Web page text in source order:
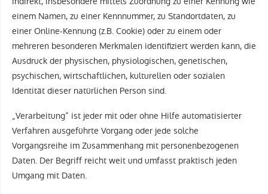
einem Namen, zu einer Kennnummer, zu Standortdaten, zu
einer Online-Kennung (z.B. Cookie) oder zu einem oder
mehreren besonderen Merkmalen identifiziert werden kann, die
Ausdruck der physischen, physiologischen, genetischen,
psychischen, wirtschaftlichen, kulturellen oder sozialen
Identität dieser natürlichen Person sind.
„Verarbeitung“ ist jeder mit oder ohne Hilfe automatisierter
Verfahren ausgeführte Vorgang oder jede solche
Vorgangsreihe im Zusammenhang mit personenbezogenen
Daten. Der Begriff reicht weit und umfasst praktisch jeden
Umgang mit Daten.